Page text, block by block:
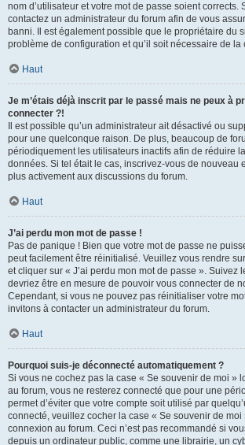
nom d’utilisateur et votre mot de passe soient corrects.
contactez un administrateur du forum afin de vous
banni. Il est également possible que le propriétaire du
problème de configuration et qu’il soit nécessaire de la
Haut
Je m’étais déjà inscrit par le passé mais ne peux à
connecter ?!
Il est possible qu’un administrateur ait désactivé ou
pour une quelconque raison. De plus, beaucoup de
périodiquement les utilisateurs inactifs afin de réduire
données. Si tel était le cas, inscrivez-vous de nouveau
plus activement aux discussions du forum.
Haut
J’ai perdu mon mot de passe !
Pas de panique ! Bien que votre mot de passe ne
peut facilement être réinitialisé. Veuillez vous rendre
et cliquer sur « J’ai perdu mon mot de passe ». Suivez
devriez être en mesure de pouvoir vous connecter de
Cependant, si vous ne pouvez pas réinitialiser votre
invitons à contacter un administrateur du forum.
Haut
Pourquoi suis-je déconnecté automatiquement ?
Si vous ne cochez pas la case « Se souvenir de moi »
au forum, vous ne resterez connecté que pour une
permet d’éviter que votre compte soit utilisé par
connecté, veuillez cocher la case « Se souvenir de moi
connexion au forum. Ceci n’est pas recommandé si
depuis un ordinateur public, comme une librairie, un